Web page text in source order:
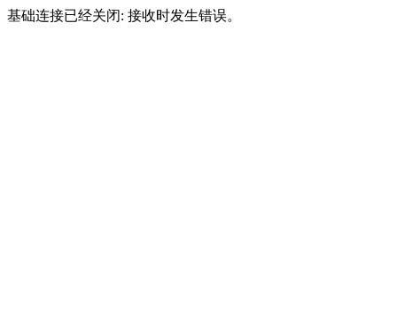
基础连接已经关闭: 接收时发生错误。